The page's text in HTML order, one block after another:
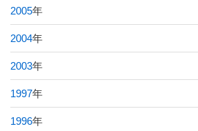
2005年
2004年
2003年
1997年
1996年